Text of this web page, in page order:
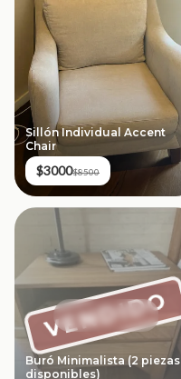
Sillón Individual Accent
Chair
$3000$8500
VENDIDO
Buró Minimalista (2 piezas
disponibles)